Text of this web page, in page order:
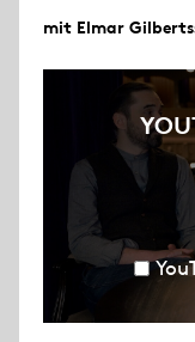
mit Elmar